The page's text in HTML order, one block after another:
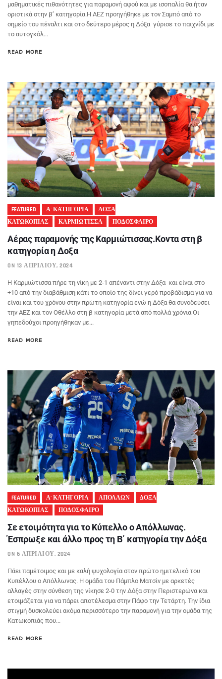
μαθηματικές πιθανότητες για παραμονή αφού και με ισοπαλία θα ήταν
οριστικά στην β’ κατηγορία.Η ΑΕΖ προηγήθηκε με τον Σαμπό από το
σημείο του πέναλτι και στο δεύτερο μέρος η Δόξα γύρισε το παιχνίδι με
το αυτογκόλ...
READ MORE
FEATURED Α' ΚΑΤΗΓΟΡΙΑ
ΔΟΞΑ
ΚΑΤΩΚΟΠΙΑΣ
ΚΑΡΜΙΩΤΙΣΣΑ ΠΟΔΟΣΦΑΙΡΟ
Αέρας παραμονής της Καρμιώτισσας.Κοντα στη β
κατηγορία η Δοξα
ON 13 ΑΠΡΙΛΊΟΥ, 2024
Η Καρμιώτισσα πήρε τη νίκη με 2-1 απέναντι στην Δόξα και είναι στο
+10 από την διαβάθμιση κάτι το οποίο της δίνει γερό προβάδισμα για να
είναι και του χρόνου στην πρώτη κατηγορία ενώ η Δόξα θα συνοδεύσει
την ΑΕΖ και τον Οθέλλο στη β κατηγορία μετά από πολλά χρόνια Οι
γηπεδούχοι προηγήθηκαν με...
READ MORE
FEATURED Α' ΚΑΤΗΓΟΡΙΑ ΑΠΟΛΛΩΝ
ΔΟΞΑ
ΚΑΤΩΚΟΠΙΑΣ
ΠΟΔΟΣΦΑΙΡΟ
Σε ετοιμότητα για το Κύπελλο ο Απόλλωνας.
Έσπρωξε και άλλο προς τη Β΄ κατηγορία την Δόξα
ON 6 ΑΠΡΙΛΊΟΥ, 2024
Πάει παμέτοιμος και με καλή ψυχολογία στον πρώτο ημιτελικό του
Κυπέλλου ο Απόλλωνας. Η ομάδα του Πάμπλο Ματσίν με αρκετές
αλλαγές στην σύνθεση της νίκησε 2-0 την Δόξα στην Περιστερώνα και
ετοιμάζεται για να πάρει αποτέλεσμα στην Πάφο την Τετάρτη. Την ίδια
στιγμή δυσκολεύει ακόμα περισσότερο την παραμονή για την ομάδα της
Κατωκοπιάς που...
READ MORE